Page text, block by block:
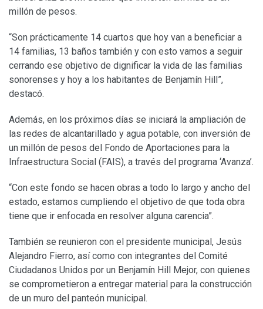
millón de pesos.
“Son prácticamente 14 cuartos que hoy van a beneficiar a
14 familias, 13 baños también y con esto vamos a seguir
cerrando ese objetivo de dignificar la vida de las familias
sonorenses y hoy a los habitantes de Benjamín Hill”,
destacó.
Además, en los próximos días se iniciará la ampliación de
las redes de alcantarillado y agua potable, con inversión de
un millón de pesos del Fondo de Aportaciones para la
Infraestructura Social (FAIS), a través del programa ‘Avanza’.
“Con este fondo se hacen obras a todo lo largo y ancho del
estado, estamos cumpliendo el objetivo de que toda obra
tiene que ir enfocada en resolver alguna carencia”.
También se reunieron con el presidente municipal, Jesús
Alejandro Fierro, así como con integrantes del Comité
Ciudadanos Unidos por un Benjamín Hill Mejor, con quienes
se comprometieron a entregar material para la construcción
de un muro del panteón municipal.